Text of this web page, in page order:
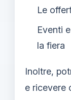
Le
Eventi
la fiera
Inoltre,
e ricevere